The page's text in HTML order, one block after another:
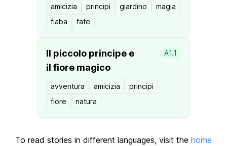
amicizia principi giardino
magia
fiaba
fate
Il piccolo principe e
il fiore magico
A1.1
avventura amicizia
principi
fiore
natura
To read stories in different languages, visit the home